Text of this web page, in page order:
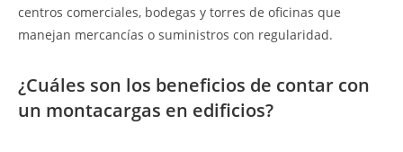
centros comerciales, bodegas y torres de oficinas que
manejan mercancías o suministros con regularidad.
¿Cuáles son los beneficios de contar con
un montacargas en edificios?